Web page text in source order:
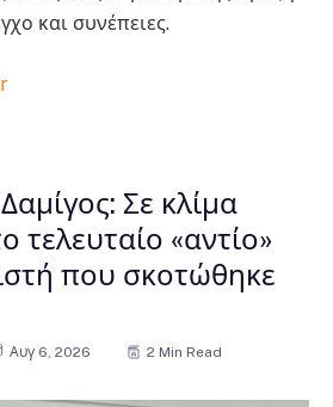
και συνέπειες.
Σε κλίμα
τελευταίο «αντίο»
που σκοτώθηκε
Αυγ 6, 2026 2 Min Read